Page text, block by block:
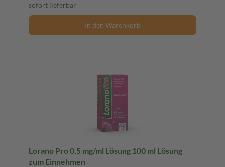
sofort lieferbar
In den Warenkorb
Lorano Pro 0,5 mg/ml Lösung 100 ml Lösung
zum Einnehmen